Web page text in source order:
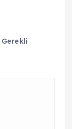
Gerekli